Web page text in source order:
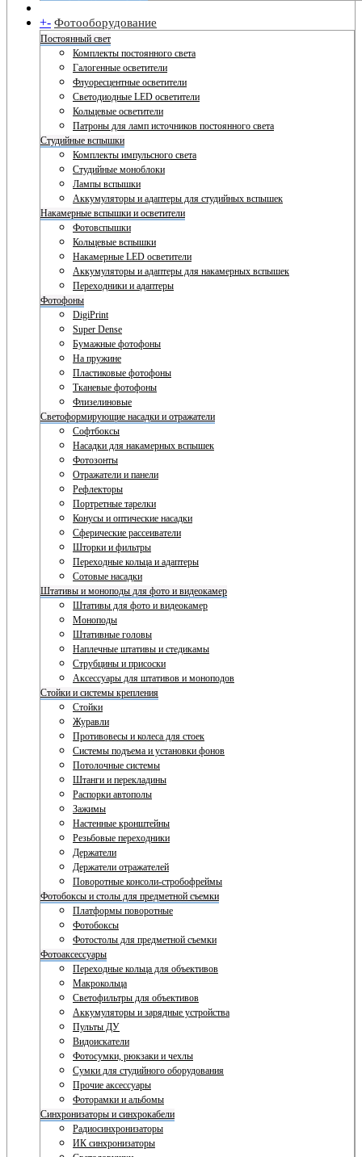
+- Фотооборудование
Постоянный свет
Комплекты постоянного света
Галогенные осветители
Флуоресцентные осветители
Светодиодные LED осветители
Кольцевые осветители
Патроны для ламп источников постоянного света
Студийные вспышки
Комплекты импульсного света
Студийные моноблоки
Лампы вспышки
Аккумуляторы и адаптеры для студийных вспышек
Накамерные вспышки и осветители
Фотовспышки
Кольцевые вспышки
Накамерные LED осветители
Аккумуляторы и адаптеры для накамерных вспышек
Переходники и адаптеры
Фотофоны
DigiPrint
Super Dense
Бумажные фотофоны
На пружине
Пластиковые фотофоны
Тканевые фотофоны
Флизелиновые
Светоформирующие насадки и отражатели
Софтбоксы
Насадки для накамерных вспышек
Фотозонты
Отражатели и панели
Рефлекторы
Портретные тарелки
Конусы и оптические насадки
Сферические рассеиватели
Шторки и фильтры
Переходные кольца и адаптеры
Сотовые насадки
Штативы и моноподы для фото и видеокамер
Штативы для фото и видеокамер
Моноподы
Штативные головы
Наплечные штативы и стедикамы
Струбцины и присоски
Аксессуары для штативов и моноподов
Стойки и системы крепления
Стойки
Журавли
Противовесы и колеса для стоек
Системы подъема и установки фонов
Потолочные системы
Штанги и перекладины
Распорки автополы
Зажимы
Настенные кронштейны
Резьбовые переходники
Держатели
Держатели отражателей
Поворотные консоли-стробофреймы
Фотобоксы и столы для предметной съемки
Платформы поворотные
Фотобоксы
Фотостолы для предметной съемки
Фотоаксессуары
Переходные кольца для объективов
Макрокольца
Светофильтры для объективов
Аккумуляторы и зарядные устройства
Пульты ДУ
Видоискатели
Фотосумки, рюкзаки и чехлы
Сумки для студийного оборудования
Прочие аксессуары
Фоторамки и альбомы
Синхронизаторы и синхрокабели
Радиосинхронизаторы
ИК синхронизаторы